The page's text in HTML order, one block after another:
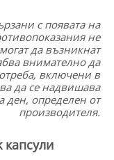
с появата на
не
да възникнат
внимателно да
включени в
да се надвишава
ден, определен от
производителя.
капсули